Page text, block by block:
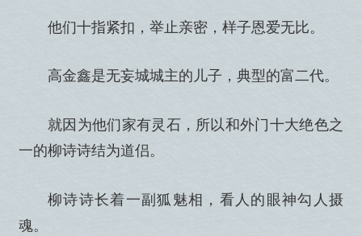
他们十指紧扣，举止亲密，样子恩爱无比。
高金鑫是无妄城城主的儿子，典型的富二代。
就因为他们家有灵石，所以和外门十大绝色之
一的柳诗诗结为道侣。
柳诗诗长着一副狐魅相，看人的眼神勾人摄
魂。